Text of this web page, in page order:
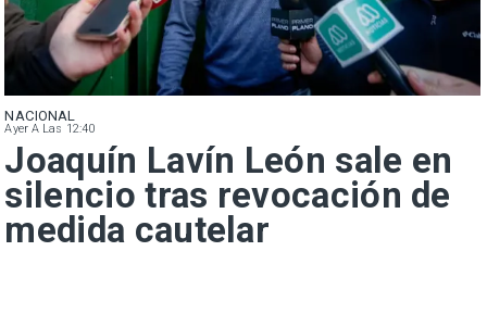
NACIONAL
Ayer A Las 12:40
Joaquín Lavín León sale en
silencio tras revocación de
medida cautelar